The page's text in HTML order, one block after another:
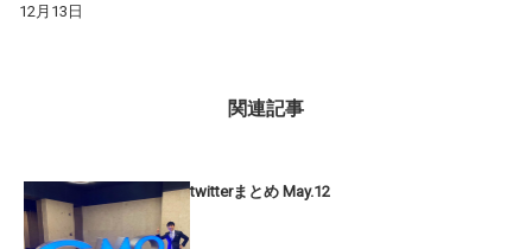
12月13日
関連記事
twitterまとめ May.12